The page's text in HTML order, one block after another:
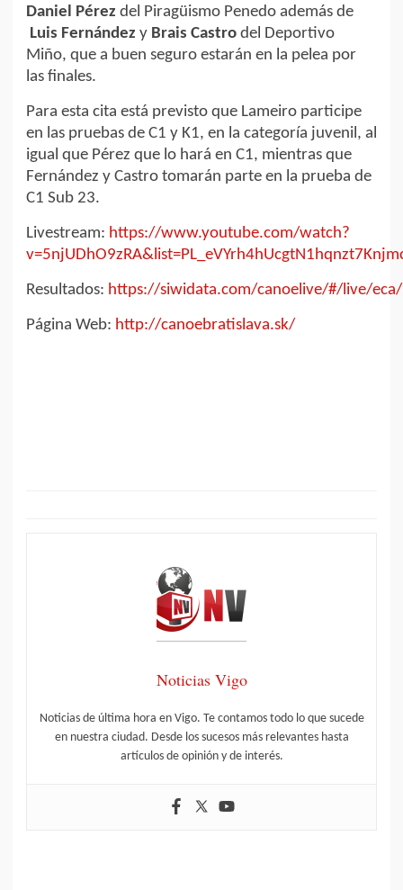
Daniel Pérez del Piragüismo Penedo además de
Luis Fernández y Brais Castro del Deportivo
Miño, que a buen seguro estarán en la pelea por
las finales.
Para esta cita está previsto que Lameiro participe
en las pruebas de C1 y K1, en la categoría juvenil, al
igual que Pérez que lo hará en C1, mientras que
Fernández y Castro tomarán parte en la prueba de
C1 Sub 23.
Livestream: https://www.youtube.com/watch?
Resultados: https://siwidata.com/canoelive/#/live/
Página Web: http://canoebratislava.sk/
Noticias Vigo
Noticias de última hora en Vigo. Te contamos todo lo que sucede
en nuestra ciudad. Desde los sucesos más relevantes hasta
artículos de opinión y de interés.